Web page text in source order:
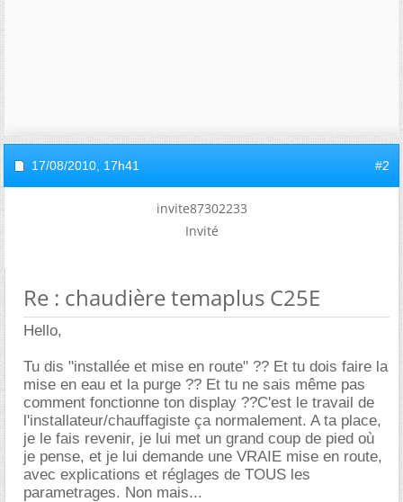
17/08/2010, 17h41 #2
invite87302233
Invité
Re : chaudière temaplus C25E
Hello,
Tu dis "installée et mise en route" ?? Et tu dois faire la
mise en eau et la purge ?? Et tu ne sais même pas
comment fonctionne ton display ??C'est le travail de
l'installateur/chauffagiste ça normalement. A ta place,
je le fais revenir, je lui met un grand coup de pied où
je pense, et je lui demande une VRAIE mise en route,
avec explications et réglages de TOUS les
parametrages. Non mais...